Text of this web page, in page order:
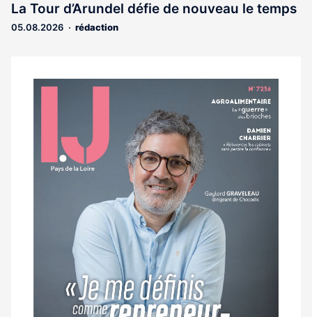
réservé
La Tour d’Arundel défie de nouveau le temps
05.08.2026 rédaction
Notre
magazine